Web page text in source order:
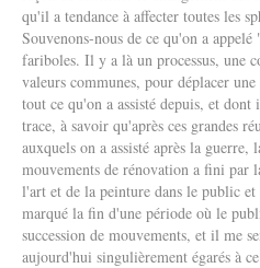
qu'il a tendance à affecter toutes les
Souvenons-nous de ce qu'on a
fariboles. Il y a là un processus, une
valeurs communes, pour déplacer
tout ce qu'on a assisté depuis, et
trace, à savoir qu'après ces grandes
auxquels on a assisté après la
mouvements de rénovation a fini par
l'art et de la peinture dans le public
marqué la fin d'une période où le
succession de mouvements, et il me
aujourd'hui singulièrement égarés à